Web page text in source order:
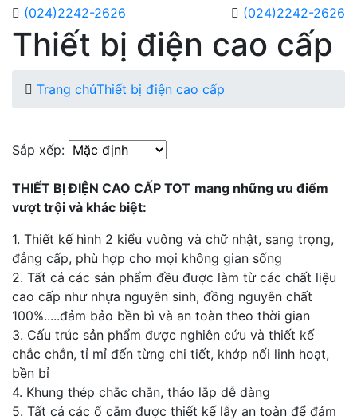
(024)2242-2626 (024)2242-2626
Thiết bị điện cao cấp
Trang chủThiết bị điện cao cấp
Sắp xếp:
THIẾT BỊ ĐIỆN CAO CẤP TOT mang những ưu điểm
vượt trội và khác biệt:
1. Thiết kế hình 2 kiểu vuông và chữ nhật, sang trọng,
đẳng cấp, phù hợp cho mọi không gian sống
2. Tất cả các sản phẩm đều được làm từ các chất liệu
cao cấp như nhựa nguyên sinh, đồng nguyên chất
100%.....đảm bảo bền bì và an toàn theo thời gian
3. Cấu trúc sản phẩm được nghiên cứu và thiết kế
chắc chắn, tỉ mỉ đến từng chi tiết, khớp nối linh hoạt,
bền bỉ
4. Khung thép chắc chắn, tháo lắp dễ dàng
5. Tất cả các ổ cắm được thiết kế lẫy an toàn để đảm